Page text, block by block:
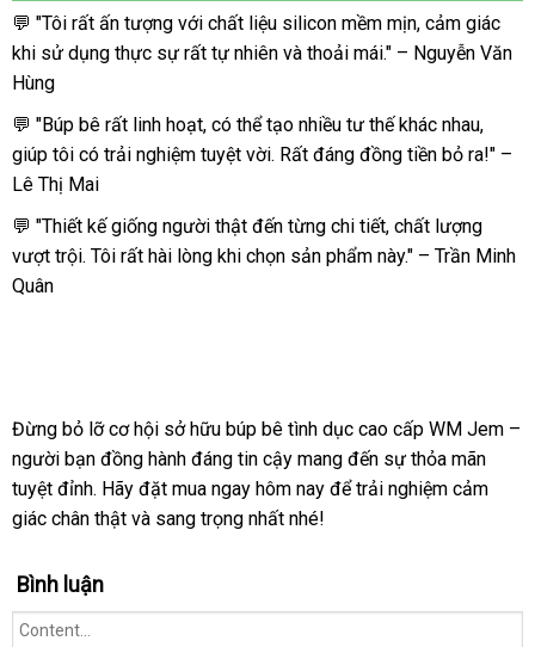
Tình
Dục
164cm
Siêu
Thật
WM
Jem
Đa
Dáng
Hấp
Dẫn
💬 "Tôi rất ấn tượng với chất liệu silicon mềm mịn, cảm giác
khi sử dụng thực sự rất tự nhiên và thoải mái." – Nguyễn Văn
Hùng
💬 "Búp bê rất linh hoạt, có thể tạo nhiều tư thế khác nhau,
giúp tôi có trải nghiệm tuyệt vời. Rất đáng đồng tiền bỏ ra!" –
Lê Thị Mai
💬 "Thiết kế giống người thật đến từng chi tiết, chất lượng
vượt trội. Tôi rất hài lòng khi chọn sản phẩm này." – Trần Minh
Quân
Đừng bỏ lỡ cơ hội sở hữu búp bê tình dục cao cấp WM Jem –
người bạn đồng hành đáng tin cậy mang đến sự thỏa mãn
tuyệt đỉnh. Hãy đặt mua ngay hôm nay để trải nghiệm cảm
giác chân thật và sang trọng nhất nhé!
Bình luận